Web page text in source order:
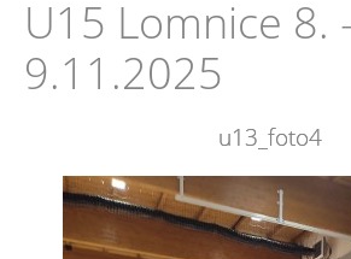
U15 Lomnice 8. -
9.11.2025
u13_foto4